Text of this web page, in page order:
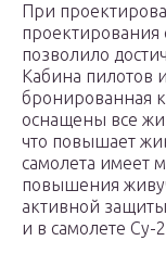
При
проектирования
позволило
Кабина пилотов
бронированная
оснащены все
что повышает
самолета имеет
повышения
активной
и в самолете Су-